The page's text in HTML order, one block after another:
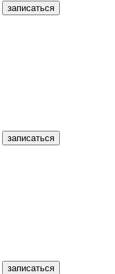
записаться
записаться
записаться